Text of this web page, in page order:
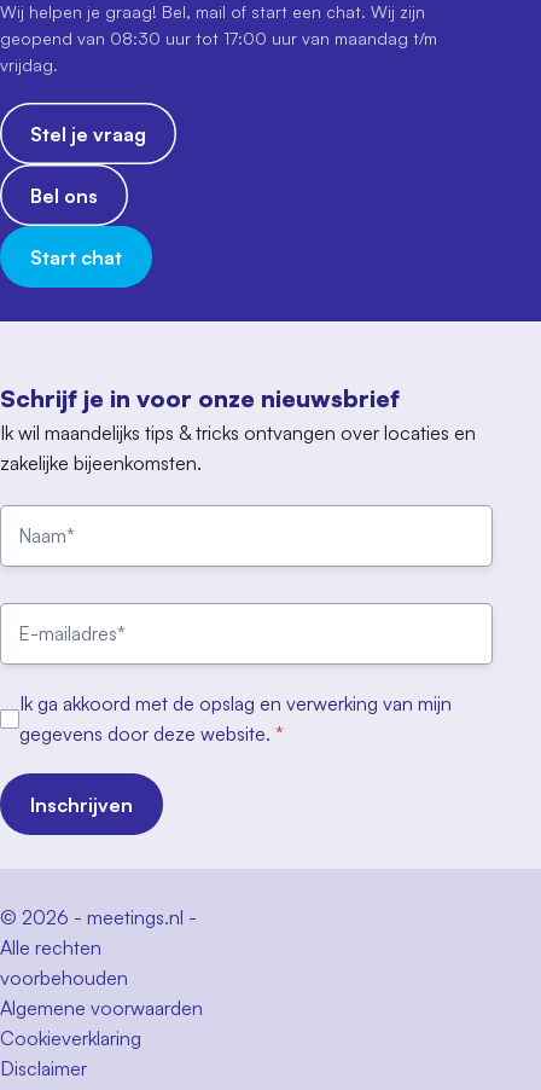
Schrijf je in voor onze nieuwsbrief
Ik wil maandelijks tips & tricks ontvangen over locaties en
zakelijke bijeenkomsten.
Ik ga akkoord met de opslag en verwerking van mijn
gegevens door deze website. *
Inschrijven
Wij helpen je graag! Bel, mail of start een chat. Wij zijn
geopend van 08:30 uur tot 17:00 uur van maandag t/m
vrijdag.
Stel je vraag
Bel ons
Start chat
© 2026 - meetings.nl -
Alle rechten
voorbehouden
Algemene voorwaarden
Cookieverklaring
Disclaimer